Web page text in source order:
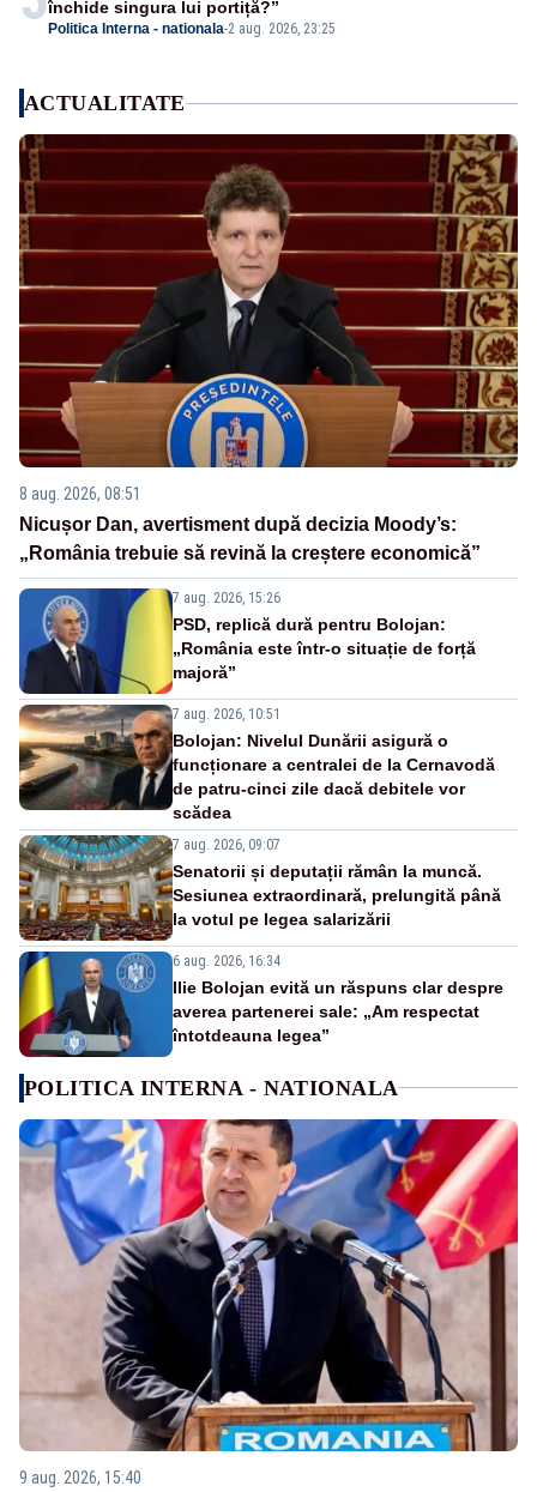
Politica Interna - nationala-2 aug. 2026, 23:25
închide singura lui portiță?”
ACTUALITATE
8 aug. 2026, 08:51
Nicușor Dan, avertisment după decizia Moody’s:
„România trebuie să revină la creștere economică”
7 aug. 2026, 15:26
PSD, replică dură pentru Bolojan:
„România este într-o situație de forță
majoră”
7 aug. 2026, 10:51
Bolojan: Nivelul Dunării asigură o
funcționare a centralei de la Cernavodă
de patru-cinci zile dacă debitele vor
scădea
7 aug. 2026, 09:07
Senatorii și deputații rămân la muncă.
Sesiunea extraordinară, prelungită până
la votul pe legea salarizării
6 aug. 2026, 16:34
Ilie Bolojan evită un răspuns clar despre
averea partenerei sale: „Am respectat
întotdeauna legea”
POLITICA INTERNA - NATIONALA
9 aug. 2026, 15:40